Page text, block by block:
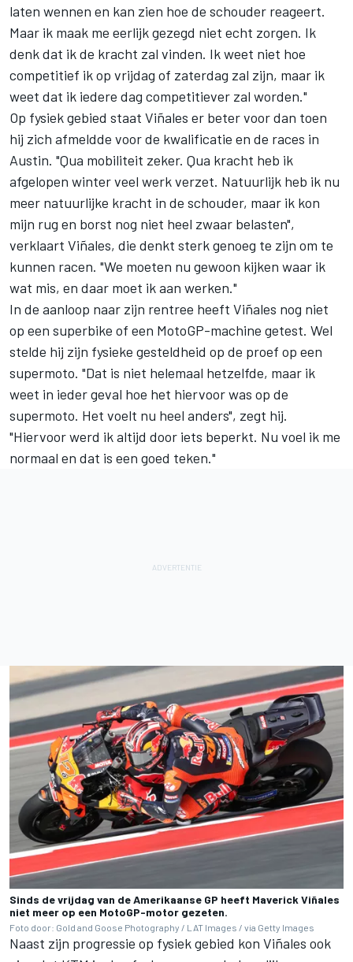
laten wennen en kan zien hoe de schouder reageert.
Maar ik maak me eerlijk gezegd niet echt zorgen. Ik
denk dat ik de kracht zal vinden. Ik weet niet hoe
competitief ik op vrijdag of zaterdag zal zijn, maar ik
weet dat ik iedere dag competitiever zal worden."
Op fysiek gebied staat Viñales er beter voor dan toen
hij zich afmeldde voor de kwalificatie en de races in
Austin. "Qua mobiliteit zeker. Qua kracht heb ik
afgelopen winter veel werk verzet. Natuurlijk heb ik nu
meer natuurlijke kracht in de schouder, maar ik kon
mijn rug en borst nog niet heel zwaar belasten",
verklaart Viñales, die denkt sterk genoeg te zijn om te
kunnen racen. "We moeten nu gewoon kijken waar ik
wat mis, en daar moet ik aan werken."
In de aanloop naar zijn rentree heeft Viñales nog niet
op een superbike of een MotoGP-machine getest. Wel
stelde hij zijn fysieke gesteldheid op de proef op een
supermoto. "Dat is niet helemaal hetzelfde, maar ik
weet in ieder geval hoe het hiervoor was op de
supermoto. Het voelt nu heel anders", zegt hij.
"Hiervoor werd ik altijd door iets beperkt. Nu voel ik me
normaal en dat is een goed teken."
Sinds de vrijdag van de Amerikaanse GP heeft Maverick Viñales
niet meer op een MotoGP-motor gezeten.
Foto door: Gold and Goose Photography / LAT Images / via Getty Images
Naast zijn progressie op fysiek gebied kon Viñales ook